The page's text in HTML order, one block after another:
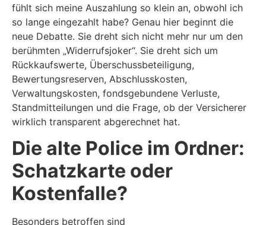
fühlt sich meine Auszahlung so klein an, obwohl ich
so lange eingezahlt habe? Genau hier beginnt die
neue Debatte. Sie dreht sich nicht mehr nur um den
berühmten „Widerrufsjoker“. Sie dreht sich um
Rückkaufswerte, Überschussbeteiligung,
Bewertungsreserven, Abschlusskosten,
Verwaltungskosten, fondsgebundene Verluste,
Standmitteilungen und die Frage, ob der Versicherer
wirklich transparent abgerechnet hat.
Die alte Police im Ordner:
Schatzkarte oder
Kostenfalle?
Besonders betroffen sind